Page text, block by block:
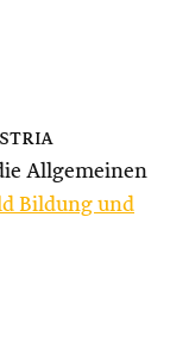
Allgemeinen
Bildung und